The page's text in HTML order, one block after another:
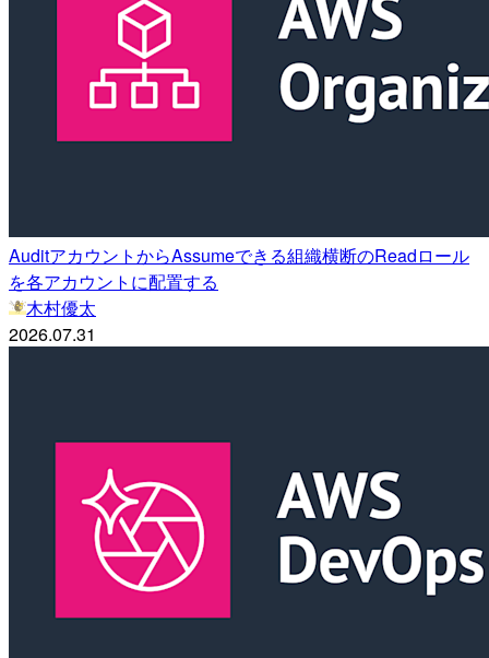
AuditアカウントからAssumeできる組織横断のReadロール
を各アカウントに配置する
木村優太
2026.07.31